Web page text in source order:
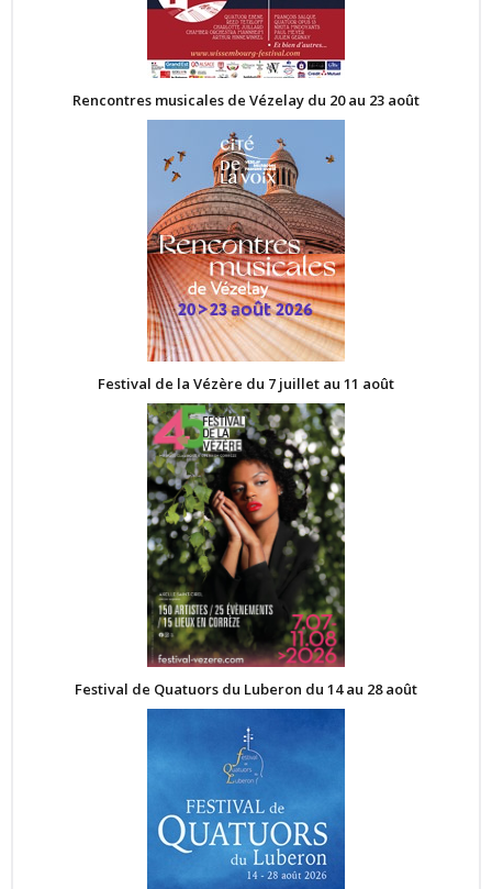
Rencontres musicales de Vézelay du 20 au 23 août
Festival de la Vézère du 7 juillet au 11 août
Festival de Quatuors du Luberon du 14 au 28 août